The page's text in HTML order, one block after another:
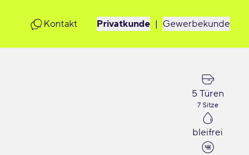
Kontakt Privatkunde | Gewerbekunde
5 Türen
7 Sitze
bleifrei